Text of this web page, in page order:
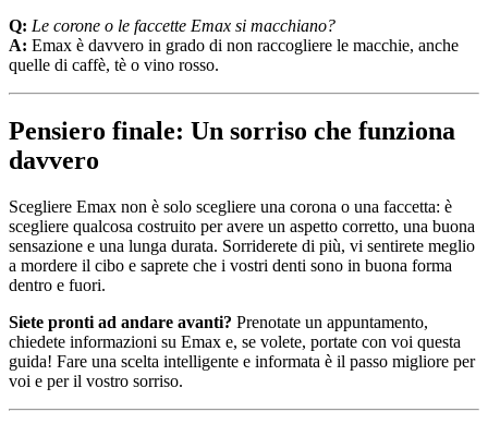
Q: Le corone o le faccette Emax si macchiano?
A: Emax è davvero in grado di non raccogliere le macchie, anche
quelle di caffè, tè o vino rosso.
Pensiero finale: Un sorriso che funziona
davvero
Scegliere Emax non è solo scegliere una corona o una faccetta: è
scegliere qualcosa costruito per avere un aspetto corretto, una buona
sensazione e una lunga durata. Sorriderete di più, vi sentirete meglio
a mordere il cibo e saprete che i vostri denti sono in buona forma
dentro e fuori.
Siete pronti ad andare avanti? Prenotate un appuntamento,
chiedete informazioni su Emax e, se volete, portate con voi questa
guida! Fare una scelta intelligente e informata è il passo migliore per
voi e per il vostro sorriso.